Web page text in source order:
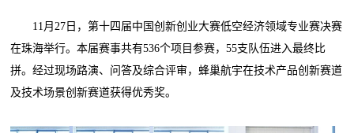
11月27日，第十四届中国创新创业大赛低空经济领域专业赛决赛
在珠海举行。本届赛事共有536个项目参赛，55支队伍进入最终比
拼。经过现场路演、问答及综合评审，蜂巢航宇在技术产品创新赛道
及技术场景创新赛道获得优秀奖。